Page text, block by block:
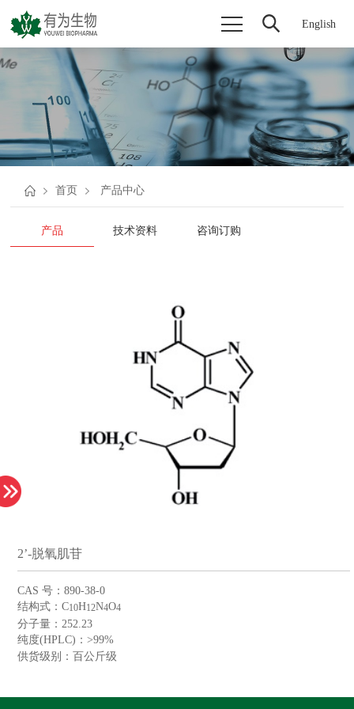
English
首页 产品中心
产品 技术资料 咨询订购
2’-脱氧肌苷
CAS 号： 890-38-0
结构式： C10H12N4O4
分子量： 252.23
纯度(HPLC) ： >99%
供货级别：百公斤级